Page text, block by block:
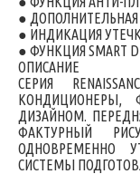
●
● ИНДИКАЦИЯ
● ФУНКЦИЯ SMART
ОПИСАНИЕ
СЕРИЯ
КОНДИЦИОНЕРЫ,
ДИЗАЙНОМ.
ФАКТУРНЫЙ
ОДНОВРЕМЕННО
СИСТЕМЫ